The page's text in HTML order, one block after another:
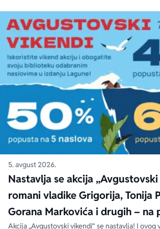
5. avgust 2026.
Nastavlja se akcija
romani vladike Grigorija, Tonija
Gorana Markovića i drugih – na
Akcija „Avgustovski vikendi“ se nastavlja! I ovog